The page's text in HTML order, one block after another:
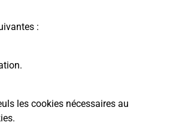
:
les cookies nécessaires au
.